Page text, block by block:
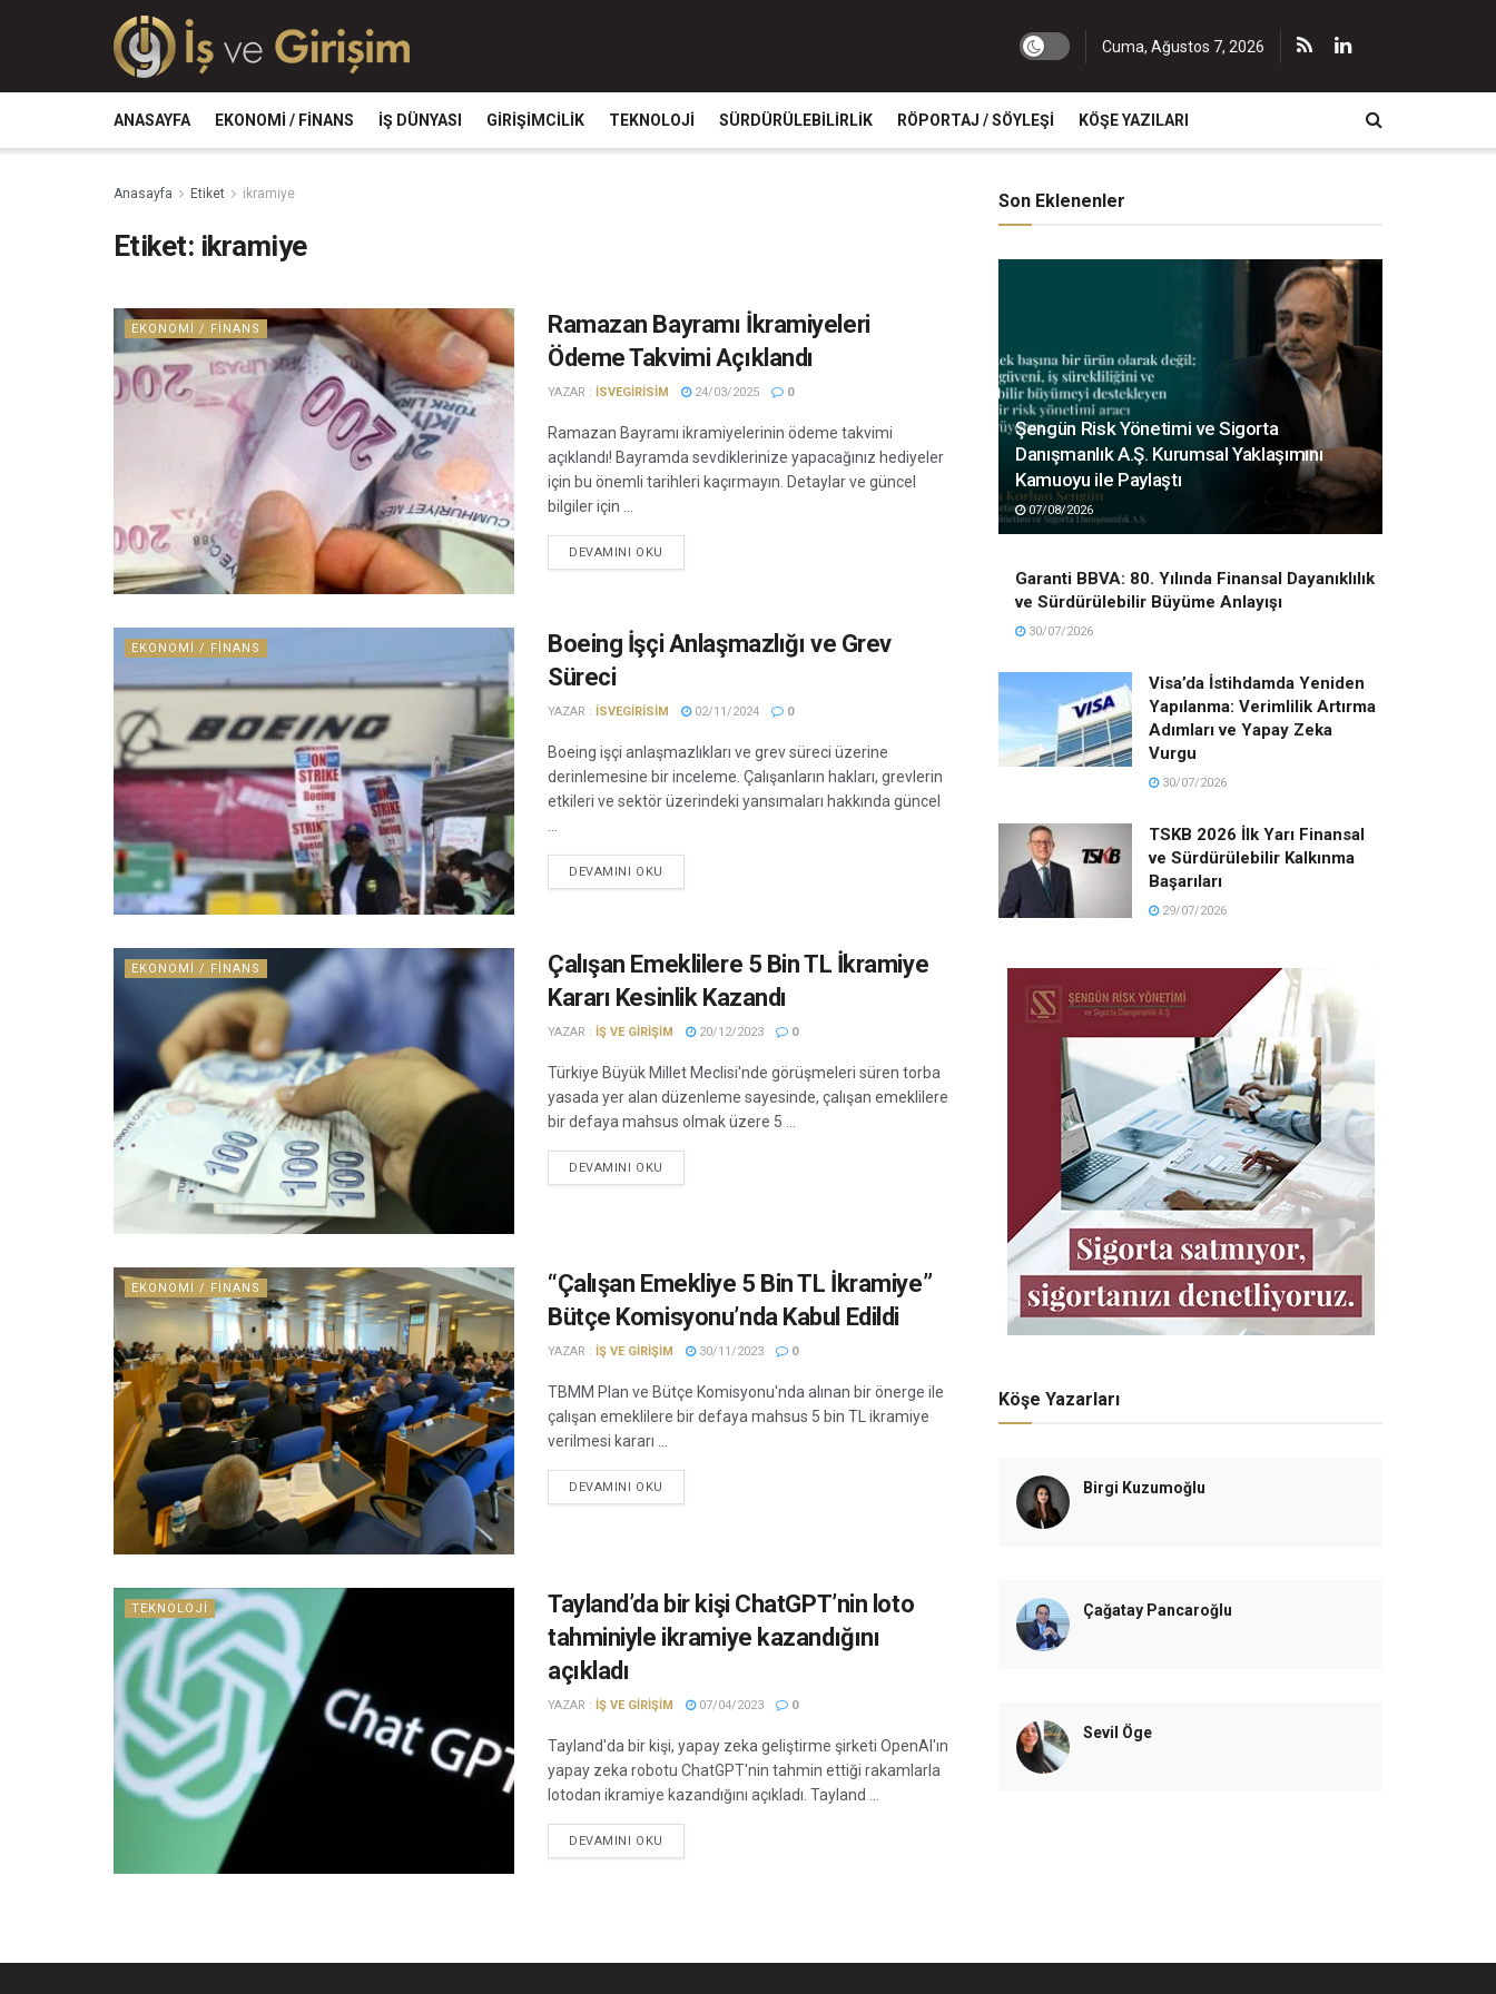
Cuma, Ağustos 7, 2026
ANASAYFA EKONOMI / FINANS İŞ DÜNYASI GIRIŞIMCILIK TEKNOLOJI SÜRDÜRÜLEBILIRLIK RÖPORTAJ / SÖYLEŞI KÖŞE YAZILARI
Anasayfa Etiket ikramiye
Etiket: ikramiye
EKONOMI / FINANS
Ramazan Bayramı İkramiyeleri
Ödeme Takvimi Açıklandı
YAZAR : ISVEGIRISIM 24/03/2025 0
Ramazan Bayramı ikramiyelerinin ödeme takvimi
açıklandı! Bayramda sevdiklerinize yapacağınız hediyeler
için bu önemli tarihleri kaçırmayın. Detaylar ve güncel
bilgiler için ...
DEVAMINI OKU
EKONOMI / FINANS
Boeing İşçi Anlaşmazlığı ve Grev
Süreci
YAZAR : ISVEGIRISIM 02/11/2024 0
Boeing işçi anlaşmazlıkları ve grev süreci üzerine
derinlemesine bir inceleme. Çalışanların hakları, grevlerin
etkileri ve sektör üzerindeki yansımaları hakkında güncel
...
DEVAMINI OKU
EKONOMI / FINANS
Çalışan Emeklilere 5 Bin TL İkramiye
Kararı Kesinlik Kazandı
YAZAR : İŞ VE GIRIŞIM 20/12/2023 0
Türkiye Büyük Millet Meclisi'nde görüşmeleri süren torba
yasada yer alan düzenleme sayesinde, çalışan emeklilere
bir defaya mahsus olmak üzere 5 ...
DEVAMINI OKU
EKONOMI / FINANS
“Çalışan Emekliye 5 Bin TL İkramiye”
Bütçe Komisyonu’nda Kabul Edildi
YAZAR : İŞ VE GIRIŞIM 30/11/2023 0
TBMM Plan ve Bütçe Komisyonu'nda alınan bir önerge ile
çalışan emeklilere bir defaya mahsus 5 bin TL ikramiye
verilmesi kararı ...
DEVAMINI OKU
TEKNOLOJI
Tayland’da bir kişi ChatGPT’nin loto
tahminiyle ikramiye kazandığını
açıkladı
YAZAR : İŞ VE GIRIŞIM 07/04/2023 0
Tayland'da bir kişi, yapay zeka geliştirme şirketi OpenAI'ın
yapay zeka robotu ChatGPT'nin tahmin ettiği rakamlarla
lotodan ikramiye kazandığını açıkladı. Tayland ...
DEVAMINI OKU
Son Eklenenler
Şengün Risk Yönetimi ve Sigorta
Danışmanlık A.Ş. Kurumsal Yaklaşımını
Kamuoyu ile Paylaştı
07/08/2026
Garanti BBVA: 80. Yılında Finansal Dayanıklılık
ve Sürdürülebilir Büyüme Anlayışı
30/07/2026
Visa’da İstihdamda Yeniden
Yapılanma: Verimlilik Artırma
Adımları ve Yapay Zeka
Vurgu
30/07/2026
TSKB 2026 İlk Yarı Finansal
ve Sürdürülebilir Kalkınma
Başarıları
29/07/2026
Köşe Yazarları
Birgi Kuzumoğlu
Çağatay Pancaroğlu
Sevil Öge